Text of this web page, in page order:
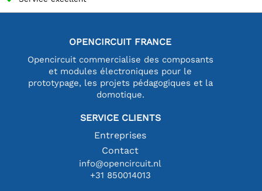
OPENCIRCUIT FRANCE
Opencircuit commercialise des composants
et modules électroniques pour le
prototypage, les projets pédagogiques et la
domotique.
SERVICE CLIENTS
Entreprises
Contact
info@opencircuit.nl
+31 850014013